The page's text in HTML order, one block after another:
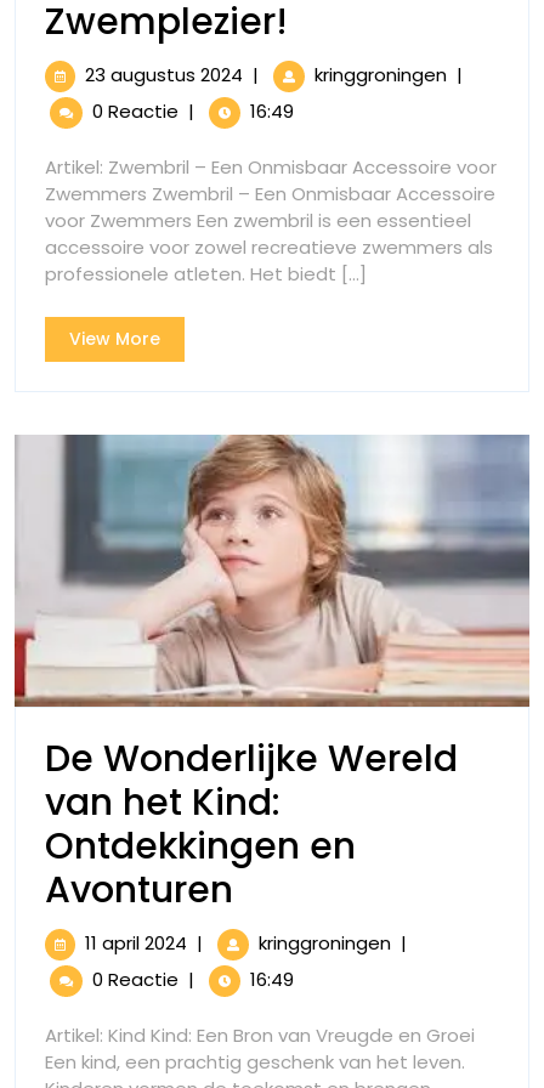
Zwemplezier!
de
Perfecte
Zwembril
voor
Optimaal
Zwemplezier!
23 augustus 2024 23
augustus
| kringgroningenOntdek
voor
Optimaal
|
0 Reactie | 16:49
Artikel: Zwembril – Een Onmisbaar Accessoire voor
Zwemmers Zwembril – Een Onmisbaar Accessoire
voor Zwemmers Een zwembril is een essentieel
accessoire voor zowel recreatieve zwemmers als
professionele atleten. Het biedt [...]
View MoreView
More
De Wonderlijke Wereld
van het Kind:
Ontdekkingen en
Avonturen
Wonderlijke
Wereld
van
het
11 april 2024
april
2024
| kringgroningenDe
het
Kind:
|
0 Reactie | 16:49
Artikel: Kind Kind: Een Bron van Vreugde en Groei
Een kind, een prachtig geschenk van het leven.